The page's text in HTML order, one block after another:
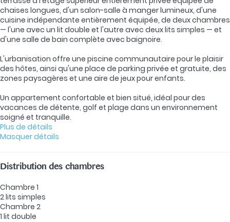
chaises longues, d'un salon-salle à manger lumineux, d'une
cuisine indépendante entièrement équipée, de deux chambres
— l'une avec un lit double et l'autre avec deux lits simples — et
d'une salle de bain complète avec baignoire.
L'urbanisation offre une piscine communautaire pour le plaisir
des hôtes, ainsi qu'une place de parking privée et gratuite, des
zones paysagères et une aire de jeux pour enfants.
Un appartement confortable et bien situé, idéal pour des
vacances de détente, golf et plage dans un environnement
soigné et tranquille.
Plus de détails
Masquer détails
Distribution des chambres
Chambre 1
2 lits simples
Chambre 2
1 lit double